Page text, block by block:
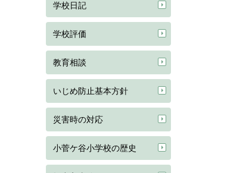
学校日記
学校評価
教育相談
いじめ防止基本方針
災害時の対応
小菅ケ谷小学校の歴史